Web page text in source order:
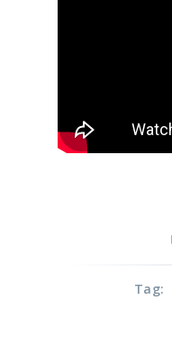
Tag: